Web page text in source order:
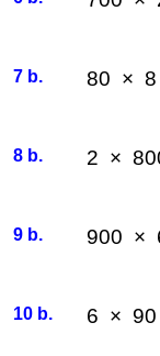
7 b. 80 × 8
8 b. 2 ×
9 b. 900 ×
10 b. 6 ×